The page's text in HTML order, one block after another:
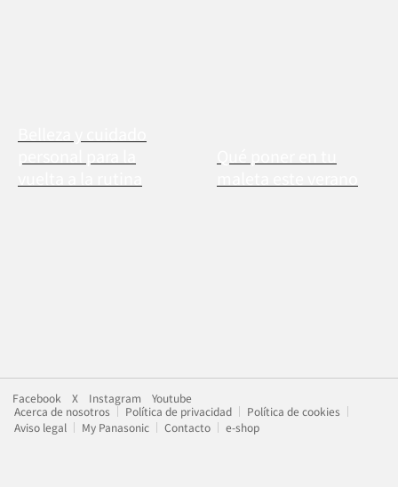
Facebook X Instagram
Youtube
Acerca de nosotros
Política de privacidad
Política de cookies
Aviso legal
My Panasonic Contacto e-shop